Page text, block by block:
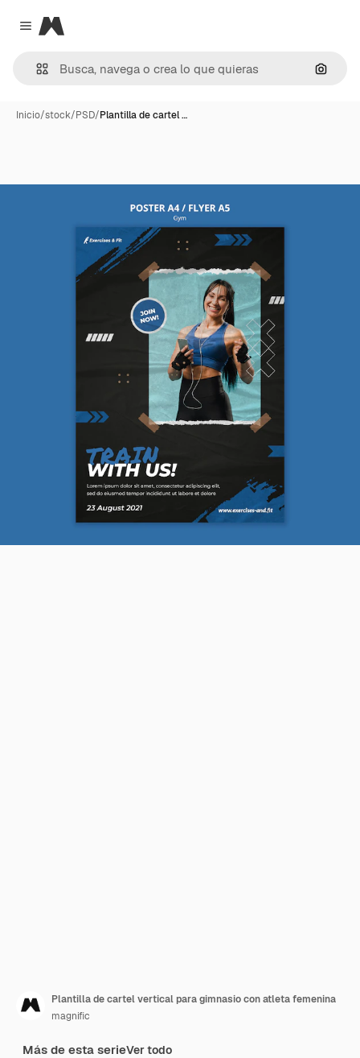
Close menu
Magnific
Inicio/stock/PSD/Plantilla de cartel …
Plantilla de cartel vertical para gimnasio con atleta femenina
magnific
Más de esta serieVer todo